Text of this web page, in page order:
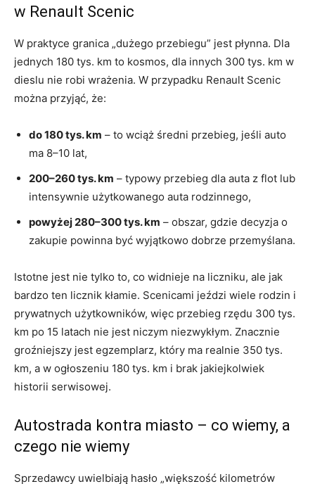
w Renault Scenic
W praktyce granica „dużego przebiegu” jest płynna. Dla
jednych 180 tys. km to kosmos, dla innych 300 tys. km w
dieslu nie robi wrażenia. W przypadku Renault Scenic
można przyjąć, że:
do 180 tys. km – to wciąż średni przebieg, jeśli auto
ma 8–10 lat,
200–260 tys. km – typowy przebieg dla auta z flot lub
intensywnie użytkowanego auta rodzinnego,
powyżej 280–300 tys. km – obszar, gdzie decyzja o
zakupie powinna być wyjątkowo dobrze przemyślana.
Istotne jest nie tylko to, co widnieje na liczniku, ale jak
bardzo ten licznik kłamie. Scenicami jeździ wiele rodzin i
prywatnych użytkowników, więc przebieg rzędu 300 tys.
km po 15 latach nie jest niczym niezwykłym. Znacznie
groźniejszy jest egzemplarz, który ma realnie 350 tys.
km, a w ogłoszeniu 180 tys. km i brak jakiejkolwiek
historii serwisowej.
Autostrada kontra miasto – co wiemy, a
czego nie wiemy
Sprzedawcy uwielbiają hasło „większość kilometrów